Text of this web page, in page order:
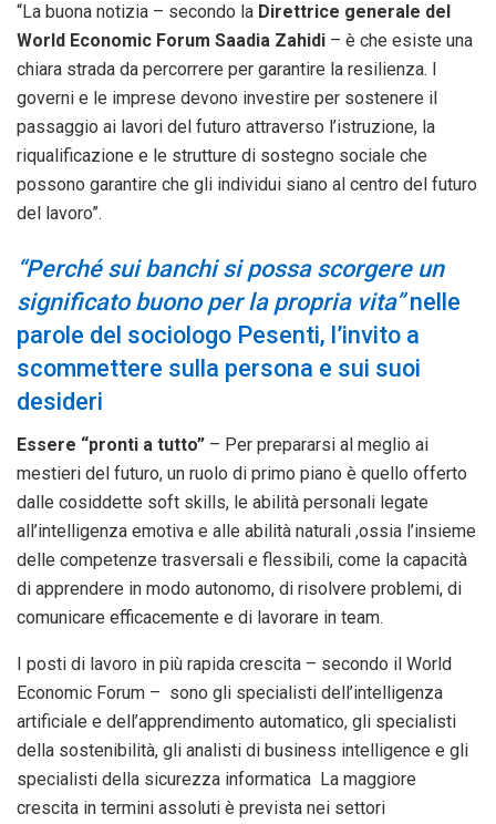
“La buona notizia – secondo la Direttrice generale del
World Economic Forum Saadia Zahidi – è che esiste una
chiara strada da percorrere per garantire la resilienza. I
governi e le imprese devono investire per sostenere il
passaggio ai lavori del futuro attraverso l’istruzione, la
riqualificazione e le strutture di sostegno sociale che
possono garantire che gli individui siano al centro del futuro
del lavoro”.
“Perché sui banchi si possa scorgere un
significato buono per la propria vita”nelle
parole del sociologo Pesenti, l’invito a
scommettere sulla persona e sui suoi
desideri
Essere “pronti a tutto” – Per prepararsi al meglio ai
mestieri del futuro, un ruolo di primo piano è quello offerto
dalle cosiddette soft skills, le abilità personali legate
all’intelligenza emotiva e alle abilità naturali ,ossia l’insieme
delle competenze trasversali e flessibili, come la capacità
di apprendere in modo autonomo, di risolvere problemi, di
comunicare efficacemente e di lavorare in team.
I posti di lavoro in più rapida crescita – secondo il World
Economic Forum – sono gli specialisti dell’intelligenza
artificiale e dell’apprendimento automatico, gli specialisti
della sostenibilità, gli analisti di business intelligence e gli
specialisti della sicurezza informatica La maggiore
crescita in termini assoluti è prevista nei settori